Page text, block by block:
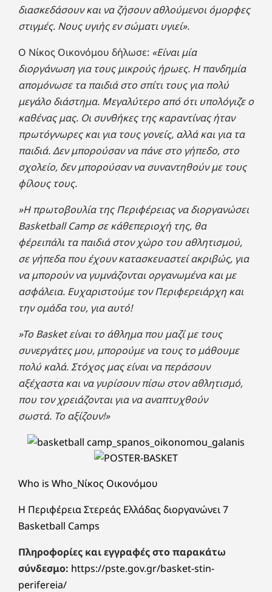
διασκεδάσουν και να ζήσουν αθλούμενοι όμορφες
στιγμές. Νους υγιής εν σώματι υγιεί».
Ο Νίκος Οικονόμου δήλωσε: «Είναι μία
διοργάνωση για τους μικρούς ήρωες. Η πανδημία
απομόνωσε τα παιδιά στο σπίτι τους για πολύ
μεγάλο διάστημα. Μεγαλύτερο από ότι υπολόγιζε ο
καθένας μας. Οι συνθήκες της καραντίνας ήταν
πρωτόγνωρες και για τους γονείς, αλλά και για τα
παιδιά. Δεν μπορούσαν να πάνε στο γήπεδο, στο
σχολείο, δεν μπορούσαν να συναντηθούν με τους
φίλους τους.
»Η πρωτοβουλία της Περιφέρειας να διοργανώσει
Basketball Camp σε κάθεπεριοχή της, θα
φέρειπάλι τα παιδιά στον χώρο του αθλητισμού,
σε γήπεδα που έχουν κατασκευαστεί ακριβώς, για
να μπορούν να γυμνάζονται οργανωμένα και με
ασφάλεια. Ευχαριστούμε τον Περιφερειάρχη και
την ομάδα του, για αυτό!
»Το Basket είναι το άθλημα που μαζί με τους
συνεργάτες μου, μπορούμε να τους το μάθουμε
πολύ καλά. Στόχος μας είναι να περάσουν
αξέχαστα και να γυρίσουν πίσω στον αθλητισμό,
που τον χρειάζονται για να αναπτυχθούν
σωστά. Το αξίζουν!»
Who is Who_Νίκος Οικονόμου
Η Περιφέρεια Στερεάς Ελλάδας διοργανώνει 7
Basketball Camps
Πληροφορίες και εγγραφές στο παρακάτω
σύνδεσμο: https://pste.gov.gr/basket-stin-
perifereia/